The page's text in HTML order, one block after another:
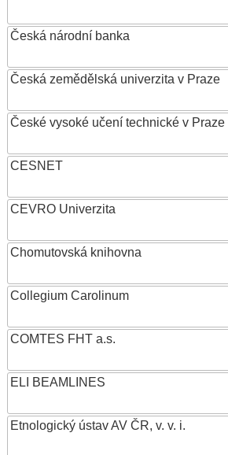
Česká národní banka
Česká zemědělská univerzita v Praze
České vysoké učení technické v Praze
CESNET
CEVRO Univerzita
Chomutovská knihovna
Collegium Carolinum
COMTES FHT a.s.
ELI BEAMLINES
Etnologický ústav AV ČR, v. v. i.